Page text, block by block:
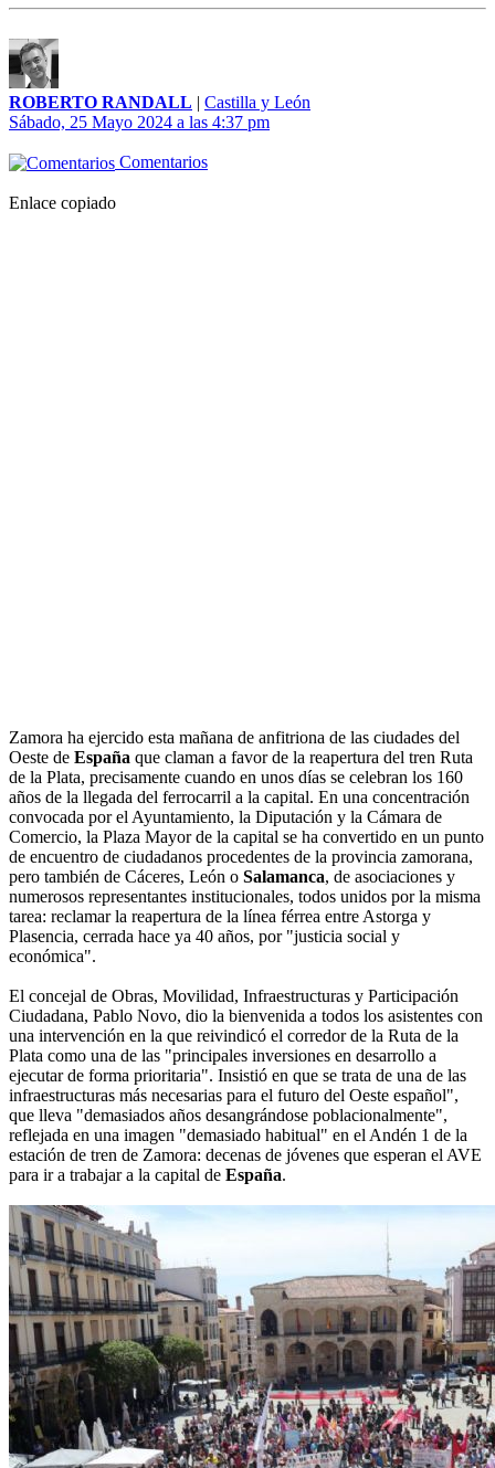
ROBERTO RANDALL | Castilla y León
Sábado, 25 Mayo 2024 a las 4:37 pm
Comentarios
Enlace copiado
Zamora ha ejercido esta mañana de anfitriona de las ciudades del
Oeste de España que claman a favor de la reapertura del tren Ruta
de la Plata, precisamente cuando en unos días se celebran los 160
años de la llegada del ferrocarril a la capital. En una concentración
convocada por el Ayuntamiento, la Diputación y la Cámara de
Comercio, la Plaza Mayor de la capital se ha convertido en un punto
de encuentro de ciudadanos procedentes de la provincia zamorana,
pero también de Cáceres, León o Salamanca, de asociaciones y
numerosos representantes institucionales, todos unidos por la misma
tarea: reclamar la reapertura de la línea férrea entre Astorga y
Plasencia, cerrada hace ya 40 años, por "justicia social y
económica".
El concejal de Obras, Movilidad, Infraestructuras y Participación
Ciudadana, Pablo Novo, dio la bienvenida a todos los asistentes con
una intervención en la que reivindicó el corredor de la Ruta de la
Plata como una de las "principales inversiones en desarrollo a
ejecutar de forma prioritaria". Insistió en que se trata de una de las
infraestructuras más necesarias para el futuro del Oeste español",
que lleva "demasiados años desangrándose poblacionalmente",
reflejada en una imagen "demasiado habitual" en el Andén 1 de la
estación de tren de Zamora: decenas de jóvenes que esperan el AVE
para ir a trabajar a la capital de España.